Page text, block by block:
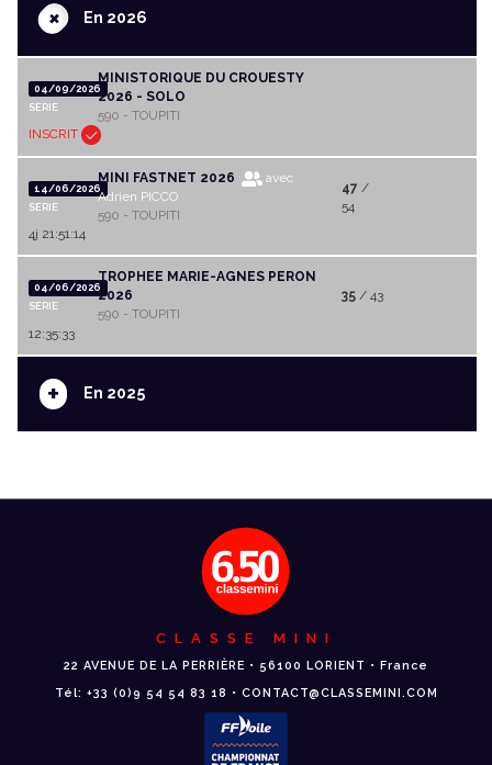
+En 2026
04/09/2026
SERIE
MINISTORIQUE DU CROUESTY
2026 - SOLO
590 - TOUPITI
INSCRIT
14/06/2026
SERIE
MINI FASTNET 2026
avec
Adrien PICCO
590 - TOUPITI
47 /
54
4j 21:51:14
04/06/2026
SERIE
TROPHEE MARIE-AGNES PERON
2026
590 - TOUPITI
35/ 43
12:35:33
+ En 2025
CLASSE MINI
22 AVENUE DE LA PERRIÈRE • 56100 LORIENT • France
Tél: +33 (0)9 54 54 83 18 • CONTACT@CLASSEMINI.COM